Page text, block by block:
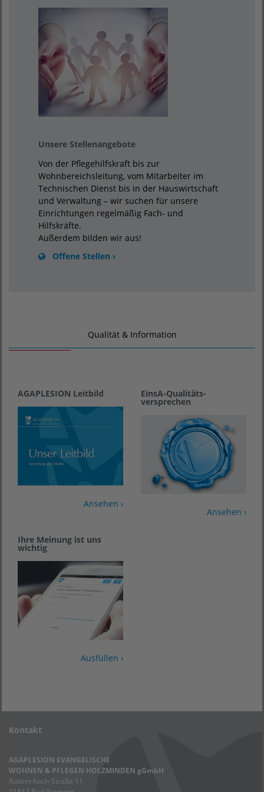
Unsere Stellenangebote
Von der Pflegehilfskraft bis zur
Wohnbereichsleitung, vom Mitarbeiter im
Technischen Dienst bis in der Hauswirtschaft
und Verwaltung – wir suchen für unsere
Einrichtungen regelmäßig Fach- und
Hilfskräfte.
Außerdem bilden wir aus!
Offene Stellen ›
Qualität & Information
AGAPLESION Leitbild
Ansehen ›
EinsA-Qualitäts­
versprechen
Ansehen ›
Ihre Meinung ist uns
wichtig
Ausfüllen ›
Kontakt
AGAPLESION EVANGELISCHE
WOHNEN & PFLEGEN HOLZMINDEN gGmbH
Robert-Koch-Straße 11